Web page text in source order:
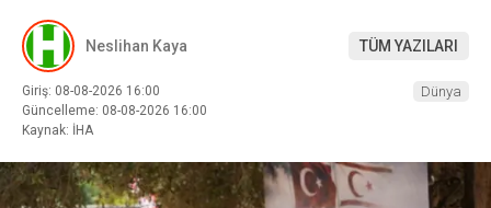
Neslihan Kaya TÜM YAZILARI
Giriş: 08-08-2026 16:00
Güncelleme: 08-08-2026 16:00
Kaynak: İHA
Dünya